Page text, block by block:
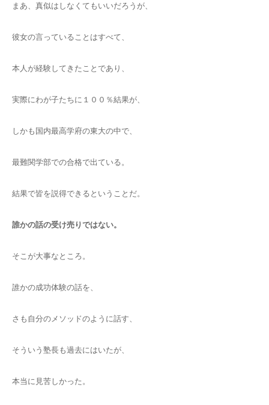
まあ、真似はしなくてもいいだろうが、
彼女の言っていることはすべて、
本人が経験してきたことであり、
実際にわが子たちに１００％結果が、
しかも国内最高学府の東大の中で、
最難関学部での合格で出ている。
結果で皆を説得できるということだ。
誰かの話の受け売りではない。
そこが大事なところ。
誰かの成功体験の話を、
さも自分のメソッドのように話す、
そういう塾長も過去にはいたが、
本当に見苦しかった。